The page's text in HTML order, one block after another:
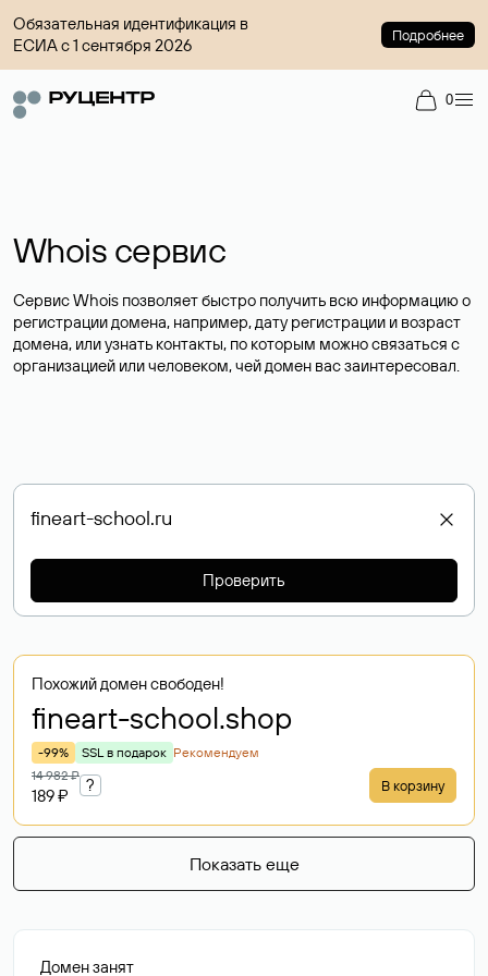
Обязательная идентификация в
ЕСИА с 1 сентября 2026
Подробнее
0
Whois сервис
Сервис Whois позволяет быстро получить всю информацию о
регистрации домена, например, дату регистрации и возраст
домена, или узнать контакты, по которым можно связаться с
организацией или человеком, чей домен вас заинтересовал.
Проверить
Похожий домен свободен!
fineart-school.shop
-99% SSL в подарок Рекомендуем
14 982 ₽
189 ₽
? В корзину
Показать еще
Домен занят